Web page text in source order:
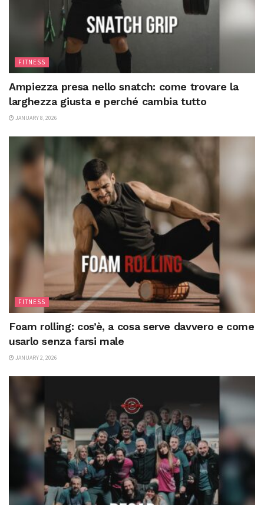
FITNESS
Ampiezza presa nello snatch: come trovare la
larghezza giusta e perché cambia tutto
JANUARY 8, 2026
FITNESS
Foam rolling: cos’è, a cosa serve davvero e come
usarlo senza farsi male
JANUARY 2, 2026